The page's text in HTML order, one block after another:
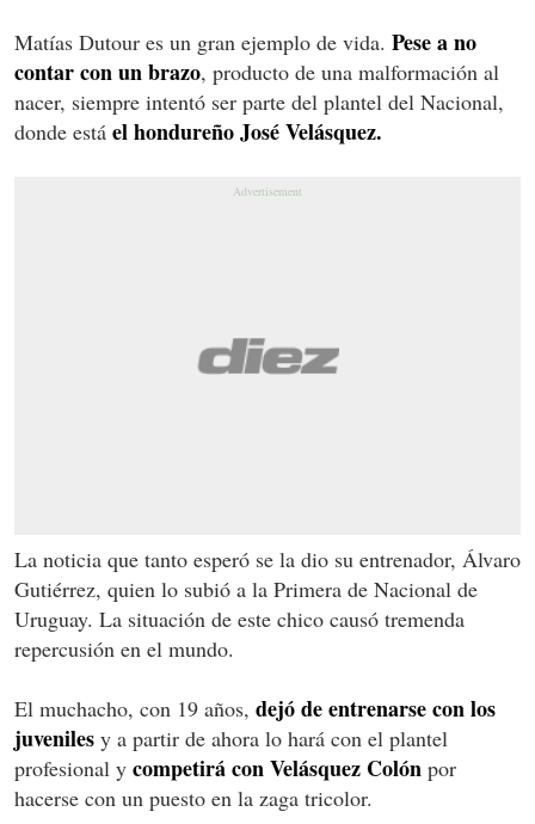
Matías Dutour es un gran ejemplo de vida. Pese a no
contar con un brazo, producto de una malformación al
nacer, siempre intentó ser parte del plantel del Nacional,
donde está el hondureño José Velásquez.
La noticia que tanto esperó se la dio su entrenador, Álvaro
Gutiérrez, quien lo subió a la Primera de Nacional de
Uruguay. La situación de este chico causó tremenda
repercusión en el mundo.
El muchacho, con 19 años, dejó de entrenarse con los
juveniles y a partir de ahora lo hará con el plantel
profesional y competirá con Velásquez Colón por
hacerse con un puesto en la zaga tricolor.